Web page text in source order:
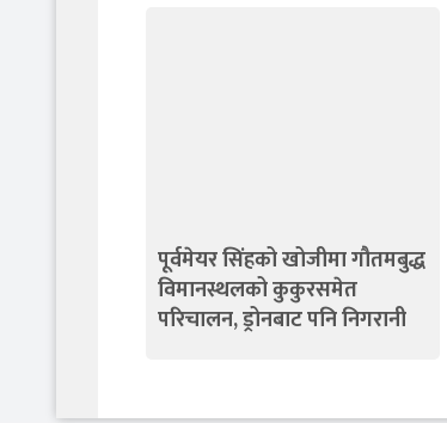
पूर्वमेयर सिंहको खोजीमा गौतमबुद्ध
विमानस्थलको कुकुरसमेत
परिचालन, ड्रोनबाट पनि निगरानी